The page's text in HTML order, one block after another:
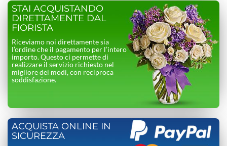
STAI ACQUISTANDO
DIRETTAMENTE DAL
FIORISTA
Riceviamo noi direttamente sia
l’ordine che il pagamento per l’intero
importo. Questo ci permette di
realizzare il servizio richiesto nel
migliore dei modi, con reciproca
soddisfazione.
ACQUISTA ONLINE IN
SICUREZZA